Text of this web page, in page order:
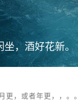
，酒好花新。
更，或者年更，，。。